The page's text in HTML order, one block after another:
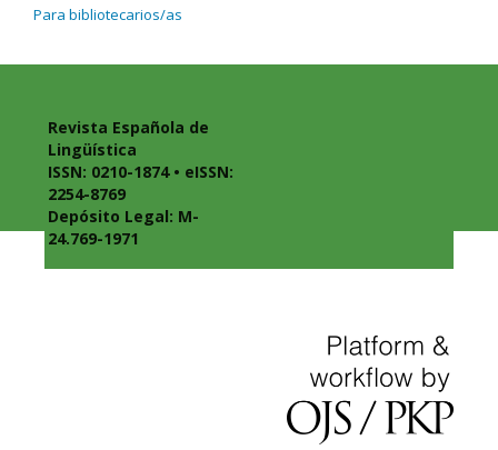
Para bibliotecarios/as
Revista Española de
Lingüística
ISSN: 0210-1874 • eISSN:
2254-8769
Depósito Legal: M-
24.769-1971